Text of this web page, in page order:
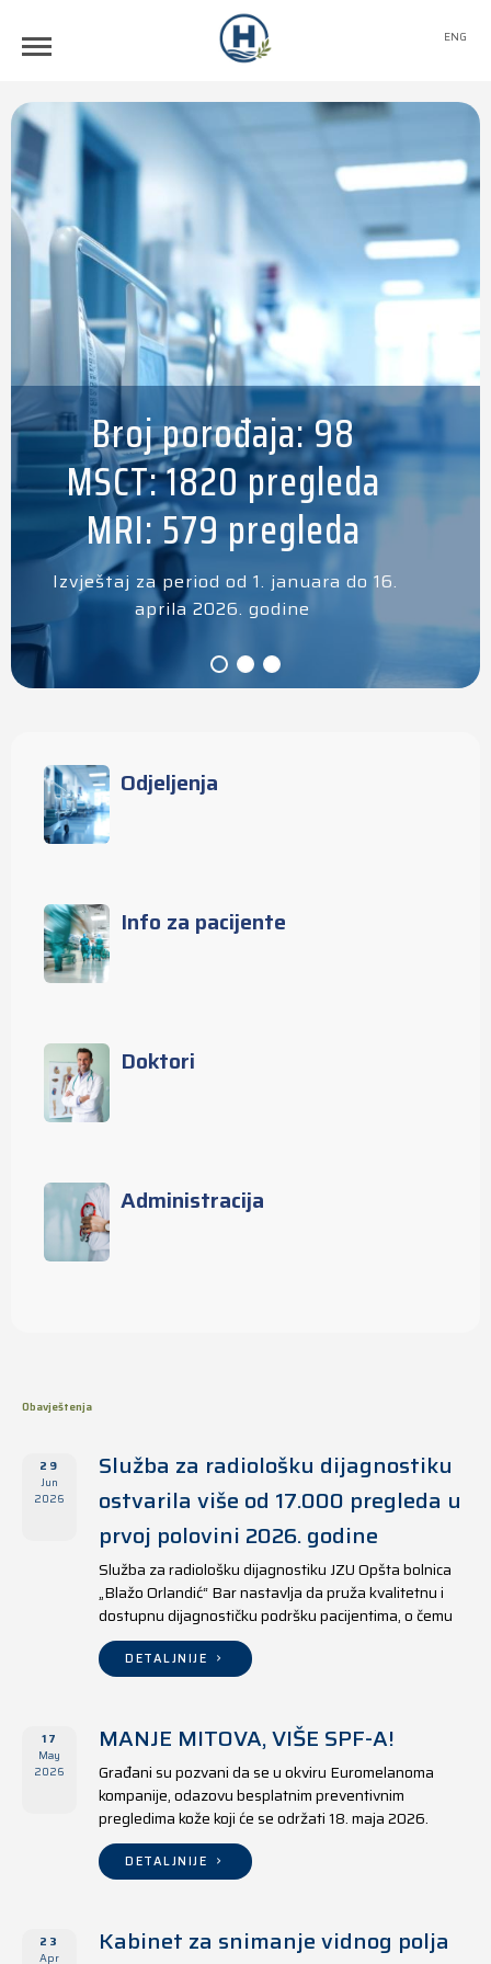
ENG
Broj porođaja: 98
MSCT: 1820 pregleda
MRI: 579 pregleda
Izvještaj za period od 1. januara do 16.
aprila 2026. godine
Odjeljenja
Info za pacijente
Doktori
Administracija
Obavještenja
29
Jun
2026
Služba za radiološku dijagnostiku
ostvarila više od 17.000 pregleda u
prvoj polovini 2026. godine
Služba za radiološku dijagnostiku JZU Opšta bolnica
„Blažo Orlandić“ Bar nastavlja da pruža kvalitetnu i
dostupnu dijagnostičku podršku pacijentima, o čemu
svjedoče i rezultati ostvareni u periodu od 1. januara
do 17. juna 2026. godine.
DETALJNIJE
17
May
2026
MANJE MITOVA, VIŠE SPF-A!
Građani su pozvani da se u okviru Euromelanoma
kompanije, odazovu besplatnim preventivnim
pregledima kože koji će se održati 18. maja 2026.
godine u jedanaest opština širom Crne Gore, kako u
državnim tako i u privatnim zdravstvenim ustanovama.
DETALJNIJE
23
Apr
Kabinet za snimanje vidnog polja